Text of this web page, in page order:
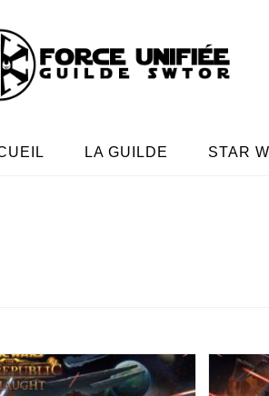
LA GUILDE STAR